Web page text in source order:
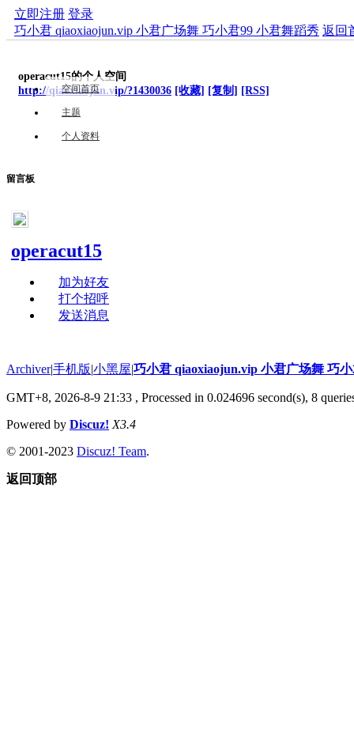
立即注册 登录
巧小君 qiaoxiaojun.vip 小君广场舞 巧小君99 小君舞蹈秀 返回
operacut15的个人空间
http://qiaoxiaojun.vip/?1430036 [收藏] [复制] [RSS]
空间首页
主题
个人资料
留言板
operacut15
加为好友
打个招呼
发送消息
Archiver|手机版|小黑屋|巧小君 qiaoxiaojun.vip 小君广场舞 巧
GMT+8, 2026-8-9 21:33 , Processed in 0.024696 second(s), 8
Powered by Discuz! X3.4
© 2001-2023 Discuz! Team.
返回顶部